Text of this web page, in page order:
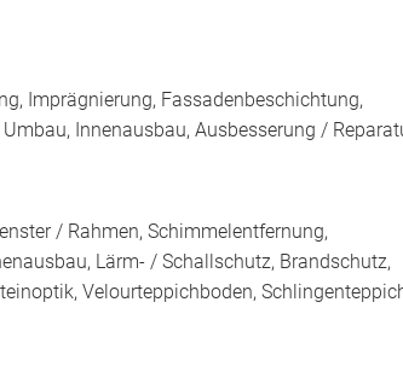
Imprägnierung, Fassadenbeschichtung,
Innenausbau, Ausbesserung /
/ Rahmen, Schimmelentfernung,
Lärm- / Schallschutz, Brandschutz,
Velourteppichboden,